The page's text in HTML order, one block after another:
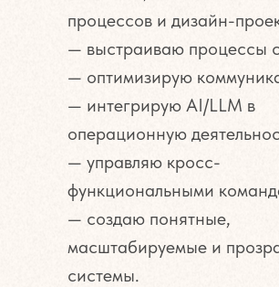
процессов и дизайн-
— выстраиваю процессы
— оптимизирую
— интегрирую AI/LLM в
операционную
— управляю кросс-
функциональными
— создаю понятные,
масштабируемые и
системы.